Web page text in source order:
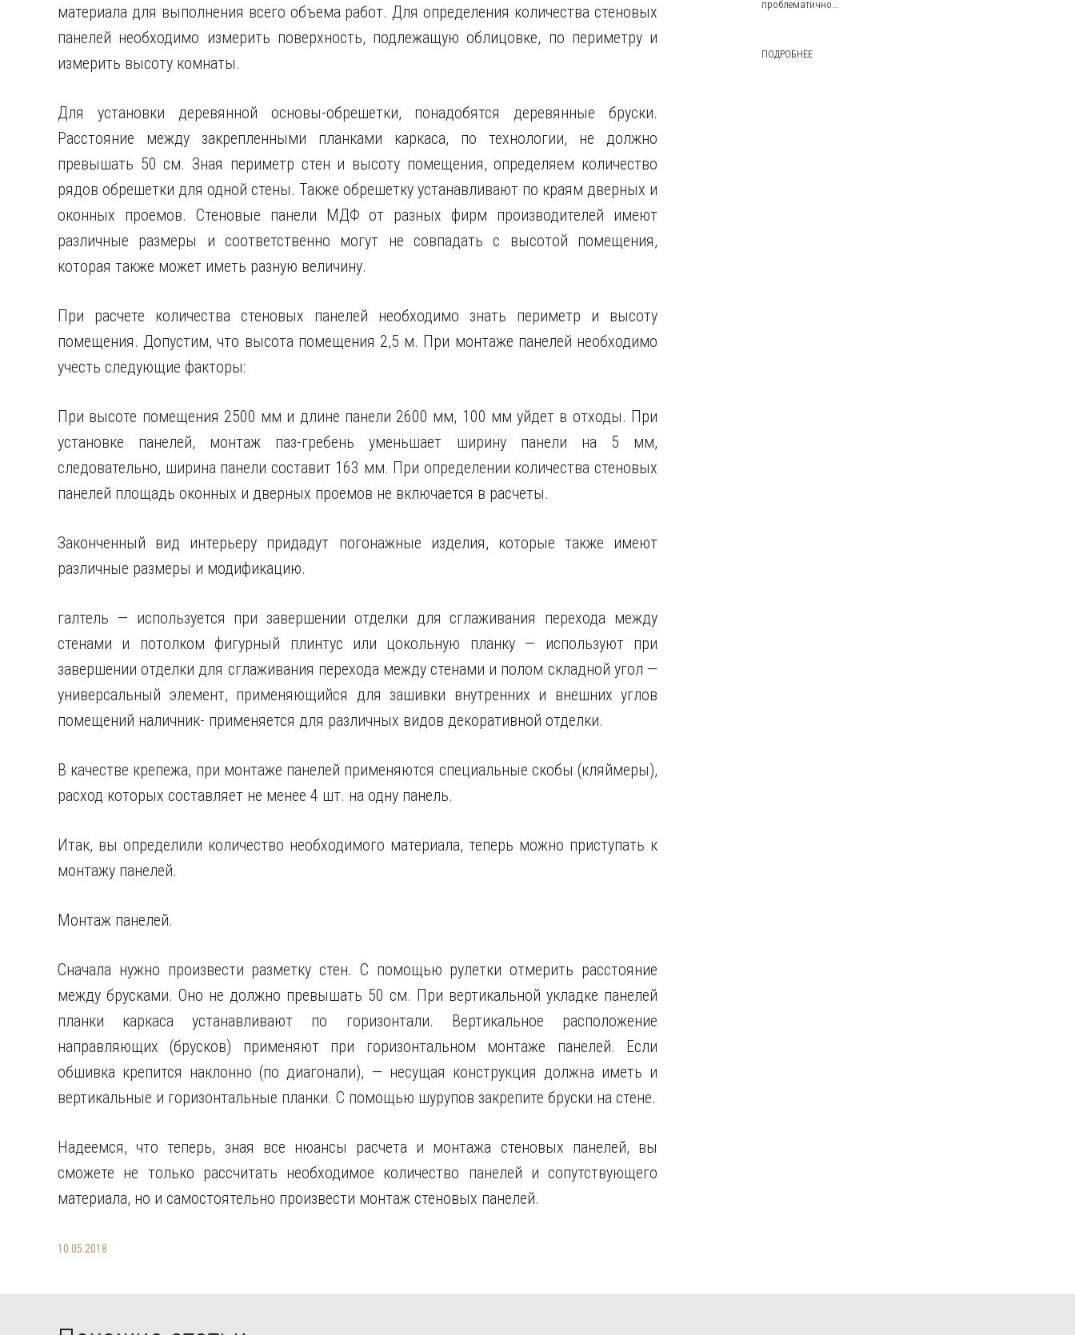
материала для выполнения всего объема работ. Для определения количества стеновых
панелей необходимо измерить поверхность, подлежащую облицовке, по периметру и
измерить высоту комнаты.
Для установки деревянной основы-обрешетки, понадобятся деревянные бруски.
Расстояние между закрепленными планками каркаса, по технологии, не должно
превышать 50 см. Зная периметр стен и высоту помещения, определяем количество
рядов обрешетки для одной стены. Также обрешетку устанавливают по краям дверных и
оконных проемов. Стеновые панели МДФ от разных фирм производителей имеют
различные размеры и соответственно могут не совпадать с высотой помещения,
которая также может иметь разную величину.
При расчете количества стеновых панелей необходимо знать периметр и высоту
помещения. Допустим, что высота помещения 2,5 м. При монтаже панелей необходимо
учесть следующие факторы:
При высоте помещения 2500 мм и длине панели 2600 мм, 100 мм уйдет в отходы. При
установке панелей, монтаж паз-гребень уменьшает ширину панели на 5 мм,
следовательно, ширина панели составит 163 мм. При определении количества стеновых
панелей площадь оконных и дверных проемов не включается в расчеты.
Законченный вид интерьеру придадут погонажные изделия, которые также имеют
различные размеры и модификацию.
галтель — используется при завершении отделки для сглаживания перехода между
стенами и потолком фигурный плинтус или цокольную планку — используют при
завершении отделки для сглаживания перехода между стенами и полом складной угол —
универсальный элемент, применяющийся для зашивки внутренних и внешних углов
помещений наличник- применяется для различных видов декоративной отделки.
В качестве крепежа, при монтаже панелей применяются специальные скобы (кляймеры),
расход которых составляет не менее 4 шт. на одну панель.
Итак, вы определили количество необходимого материала, теперь можно приступать к
монтажу панелей.
Монтаж панелей.
Сначала нужно произвести разметку стен. С помощью рулетки отмерить расстояние
между брусками. Оно не должно превышать 50 см. При вертикальной укладке панелей
планки каркаса устанавливают по горизонтали. Вертикальное расположение
направляющих (брусков) применяют при горизонтальном монтаже панелей. Если
обшивка крепится наклонно (по диагонали), — несущая конструкция должна иметь и
вертикальные и горизонтальные планки. С помощью шурупов закрепите бруски на стене.
Надеемся, что теперь, зная все нюансы расчета и монтажа стеновых панелей, вы
сможете не только рассчитать необходимое количество панелей и сопутствующего
материала, но и самостоятельно произвести монтаж стеновых панелей.
10.05.2018
проблематично...
ПОДРОБНЕЕ